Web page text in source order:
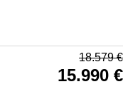
18.579€
15.990 €